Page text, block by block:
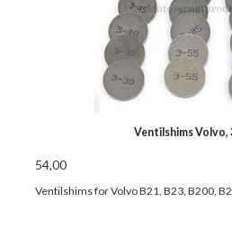
Ventilshims Volvo,
54,00
Ventilshims for Volvo B21, B23, B200,